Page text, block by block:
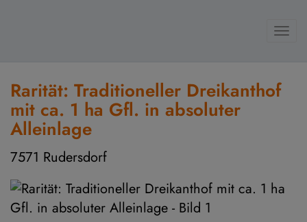
Rarität: Traditioneller Dreikanthof
mit ca. 1 ha Gfl. in absoluter
Alleinlage
7571 Rudersdorf